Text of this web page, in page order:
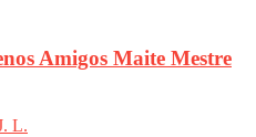
Amigos Maite Mestre
L.